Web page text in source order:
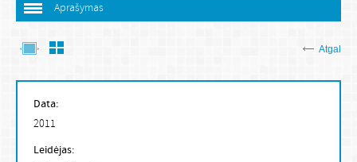
Aprašymas
Atgal
Data:
2011
Leidėjas: